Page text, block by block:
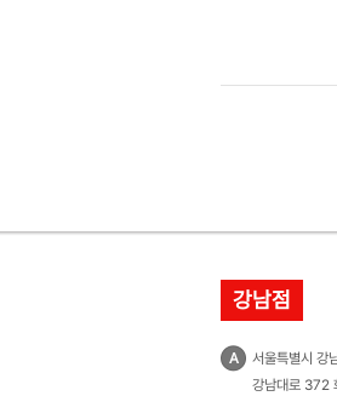
강남점
A
서울특별시 강
강남대로 372